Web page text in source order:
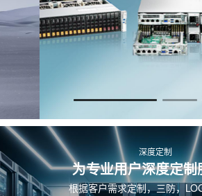
深度定制
为专业用户深度定制
根据客户需求定制，三防，